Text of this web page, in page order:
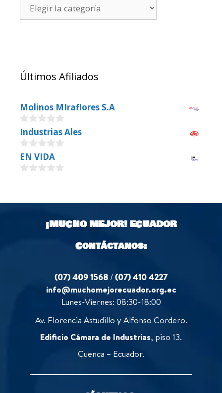
Últimos Afiliados
Molinos MIraflores S.A
0
o
u
t
o
f
Industrias Ales
0
o
u
5
EN VIDA
t
¡MUCHO MEJOR!ECUADOR
Contáctanos:
(07) 409 1568 /(07) 410 4227
info@muchomejorecuador.org.ec
Lunes-Viernes: 08:30-18:00
Av. Florencia Astudillo y Alfonso Cordero.
Edificio Cámara de Industrias, piso 13.
Cuenca – Ecuador.